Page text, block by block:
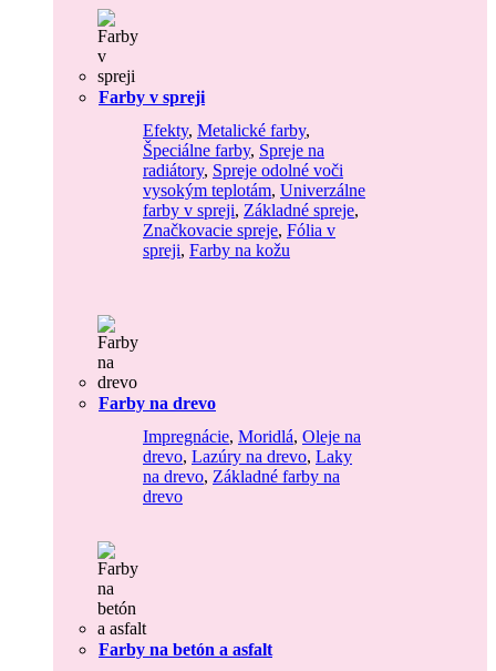
Farby v spreji
Efekty, Metalické farby,
Špeciálne farby, Spreje na
radiátory, Spreje odolné voči
vysokým teplotám, Univerzálne
farby v spreji, Základné spreje,
Značkovacie spreje, Fólia v
spreji, Farby na kožu
Farby na drevo
Impregnácie, Moridlá, Oleje na
drevo, Lazúry na drevo, Laky
na drevo, Základné farby na
drevo
Farby na betón a asfalt